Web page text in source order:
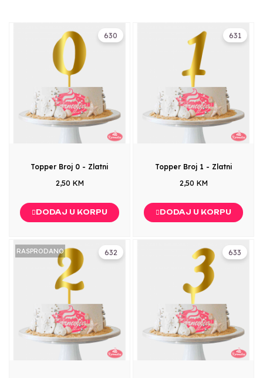
630
Topper Broj 0 - Zlatni
2,50 KM
DODAJ U KORPU
631
Topper Broj 1 - Zlatni
2,50 KM
DODAJ U KORPU
632
RASPRODANO 633